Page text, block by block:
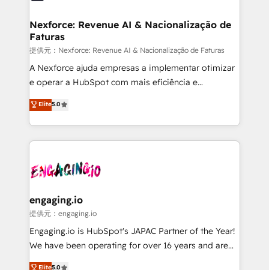
Station, Freshdesk, Intercom, and more. Custom
objects, automations, and integrations built for
growth. 🚀 AI-Driven GTM Orchestration Unify
HubSpot with LinkedIn, WhatsApp, email, paid
media, and AI voice to drive pipeline. 🤖 AI Custom
prospecting, follow-ups, service triage, and
knowledge retrieval—built in HubSpot. ⚡ Fast-Track
advanced optimization & adoption 📍 São Paulo, BR
• Des Moines, IA • New York, NY
Nexforce: Revenue AI & Nacionalização de
Faturas
提供元：Nexforce: Revenue AI & Nacionalização de Faturas
A Nexforce ajuda empresas a implementar otimizar
e operar a HubSpot com mais eficiência e
previsibilidade de receita. Combinamos Revenue
Operations (RevOps) e Inteligência Artificial para
estruturar processos integrar sistemas organizar
dados e automatizar operações. O objetivo é
operacional de receita conectando equipes
Também somos distribuidores oficiais da HubSpot
e de mais de 150 softwares globais permitindo
contratar e pagar a HubSpot em reais com nota
fiscal no Brasil e gerar economia de até 50% na
Elite5.0
engaging.io
提供元：engaging.io
Engaging.io is HubSpot's JAPAC Partner of the Year!
We have been operating for over 16 years and are
one of HubSpot's most experienced and technically
Elite5.0